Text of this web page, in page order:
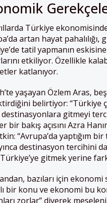
Türkiye
artan hayat
tatil yapmanın
etkiliyor. Özellikle
katlanıyor.
yaşayan Özlem Aras,
belirtiyor: “Türkiye
destinasyonlara gitmeyi
bir bakış açısını Azra
“Avrupa’da yaptığım
destinasyon tercihini
gitmek yerine
bazıları için
bir konu ve ekonomi bu
zorlar” diyerek